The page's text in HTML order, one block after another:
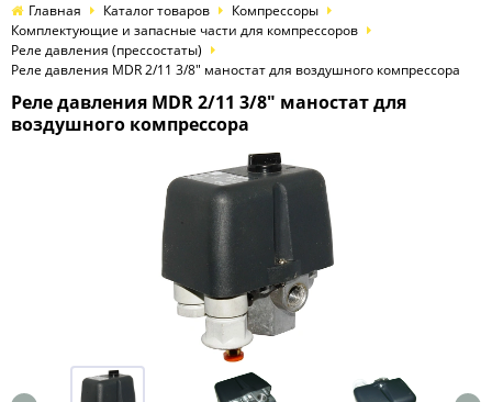
Главная Каталог товаров
Компрессоры
Комплектующие и запасные части для компрессоров
Реле давления (прессостаты)
Реле давления MDR 2/11 3/8" маностат для воздушного компрессора
Реле давления MDR 2/11 3/8" маностат для
воздушного компрессора